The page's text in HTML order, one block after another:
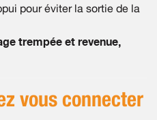
pour éviter la sortie de la
trempée et revenue,
vous connecter